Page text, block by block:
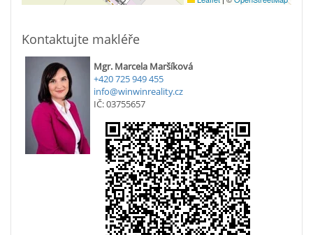
Kontaktujte makléře
Mgr. Marcela Maršíková
+420 725 949 455
info@winwinreality.cz
IČ: 03755657